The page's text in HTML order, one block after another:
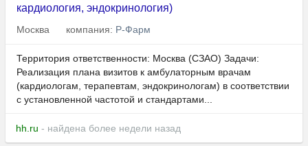
кардиология, эндокринология)
Москва компания: Р-Фарм
Территория ответственности: Москва (СЗАО) Задачи:
Реализация плана визитов к амбулаторным врачам
(кардиологам, терапевтам, эндокринологам) в соответствии
с установленной частотой и стандартами...
hh.ru - найдена более недели назад